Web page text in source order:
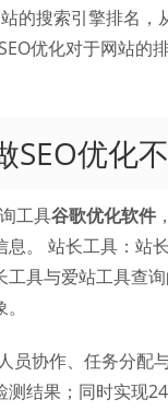
的搜索引擎排名，
优化对于网站的
SEO优化
工具谷歌优化软件
。 站长工具：站
工具与爱站工具查
员协作、任务分配
结果；同时实现